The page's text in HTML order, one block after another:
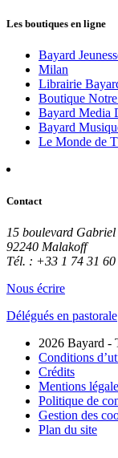
Les boutiques en ligne
Bayard
Milan
Librairie
Boutique
Bayard Media
Bayard
Le Monde de
Contact
15 boulevard
92240 Malakoff
Tél. : +33 1 74 31 60
Nous écrire
Délégués en pastorale
2026 Bayard -
Conditions
Crédits
Mentions
Politique de
Gestion des
Plan du site